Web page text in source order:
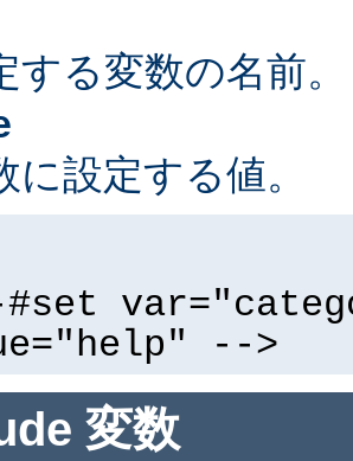
する変数の名前。
に設定する値。
-->
変数